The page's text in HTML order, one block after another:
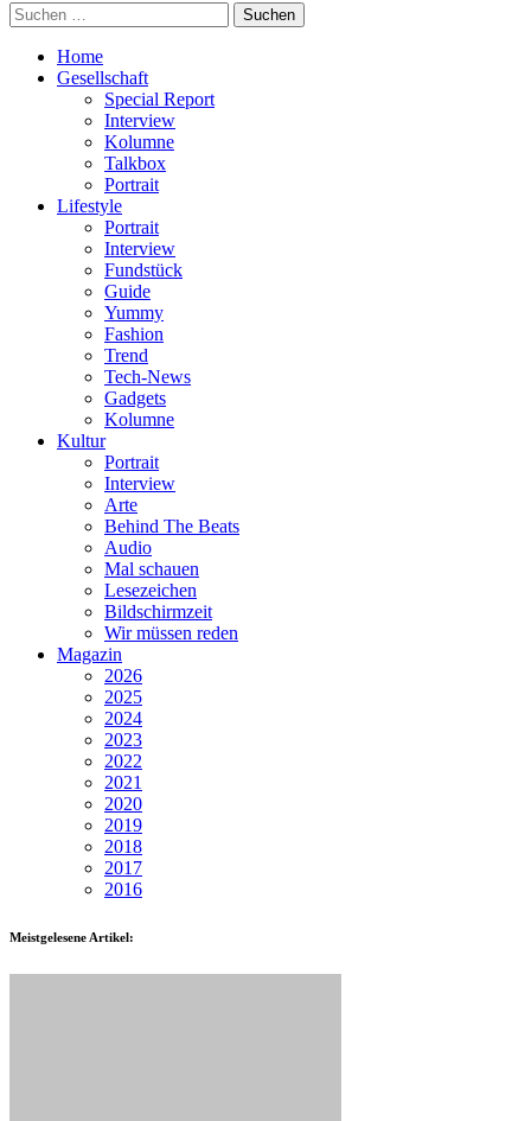
Suchen
nach:
Home
Gesellschaft
Special Report
Interview
Kolumne
Talkbox
Portrait
Lifestyle
Portrait
Interview
Fundstück
Guide
Yummy
Fashion
Trend
Tech-News
Gadgets
Kolumne
Kultur
Portrait
Interview
Arte
Behind The Beats
Audio
Mal schauen
Lesezeichen
Bildschirmzeit
Wir müssen reden
Magazin
2026
2025
2024
2023
2022
2021
2020
2019
2018
2017
2016
Meistgelesene Artikel: